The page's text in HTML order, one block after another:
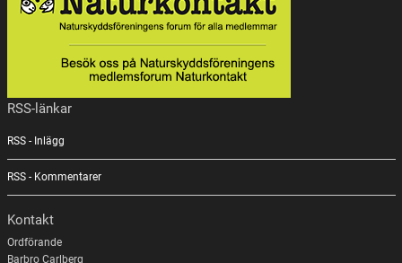
RSS-länkar
RSS - Inlägg
RSS - Kommentarer
Kontakt
Ordförande
Barbro Carlberg